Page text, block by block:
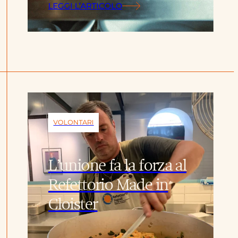
LEGGI L’ARTICOLO
VOLONTARI
L’unione fa la forza al
Refettorio Made in
Cloister